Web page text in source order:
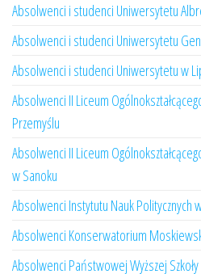
Absolwenci i studenci Uniwersytetu
Absolwenci i studenci Uniwersytetu
Absolwenci i studenci Uniwersytetu w
Absolwenci II Liceum
Przemyślu
Absolwenci II Liceum
w Sanoku
Absolwenci Instytutu Nauk Politycznych
Absolwenci Konserwatorium
Absolwenci Państwowej Wyższej